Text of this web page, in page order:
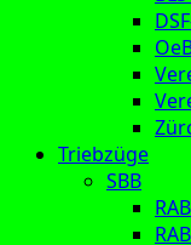
Triebzüge
SBB